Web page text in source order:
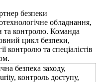
безпеки
обладнання,
та контролю. Команда
цикл безпеки,
контролю та спеціалістів